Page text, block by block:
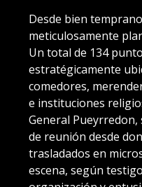
Desde bien
meticulosamente
Un total de 134
estratégicamente
comedores,
e instituciones
General
de reunión desde
trasladados en
escena, según